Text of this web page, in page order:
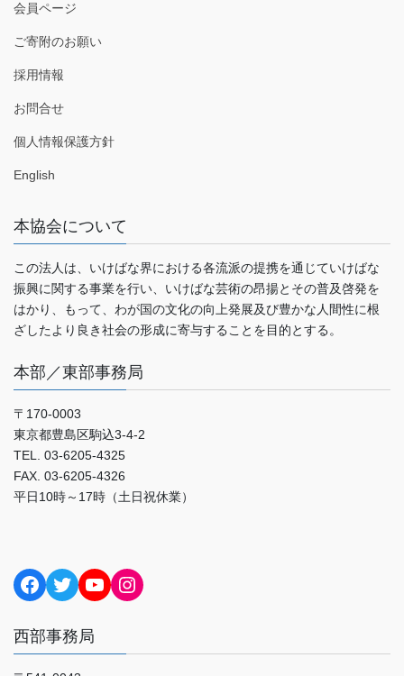
会員ページ
ご寄附のお願い
採用情報
お問合せ
個人情報保護方針
English
本協会について
この法人は、いけばな界における各流派の提携を通じていけばな
振興に関する事業を行い、いけばな芸術の昂揚とその普及啓発を
はかり、もって、わが国の文化の向上発展及び豊かな人間性に根
ざしたより良き社会の形成に寄与することを目的とする。
本部／東部事務局
〒170-0003
東京都豊島区駒込3-4-2
TEL. 03-6205-4325
FAX. 03-6205-4326
平日10時～17時（土日祝休業）
Facebook
TwitterYouTubeInstagram
西部事務局